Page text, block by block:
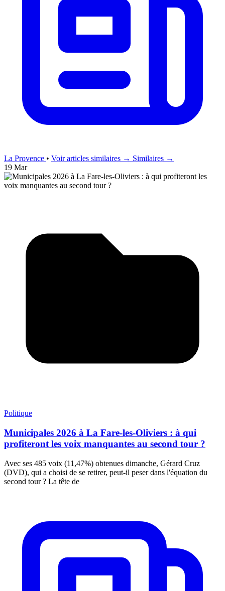
La Provence • Voir articles similaires → Similaires →
19 Mar
Politique
Municipales 2026 à La Fare-les-Oliviers : à qui
profiteront les voix manquantes au second tour ?
Avec ses 485 voix (11,47%) obtenues dimanche, Gérard Cruz
(DVD), qui a choisi de se retirer, peut-il peser dans l'équation du
second tour ? La tête de